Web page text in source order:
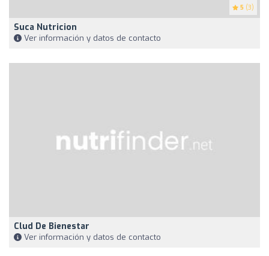
5 (3)
Suca Nutricion
Ver información y datos de contacto
Clud De Bienestar
Ver información y datos de contacto